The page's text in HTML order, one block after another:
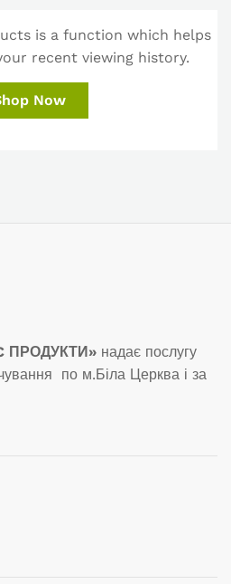
is a function which helps
recent viewing history.
Now
ПРОДУКТИ» надає послугу
по м.Біла Церква і за